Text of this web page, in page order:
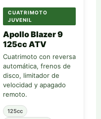
CUATRIMOTO
JUVENIL
Apollo Blazer 9
125cc ATV
Cuatrimoto con reversa
automática, frenos de
disco, limitador de
velocidad y apagado
remoto.
125cc